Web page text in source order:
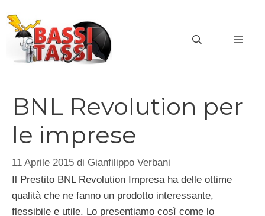
contenuto
BNL Revolution per
le imprese
11 Aprile 2015 di Gianfilippo Verbani
Il Prestito BNL Revolution Impresa ha delle ottime
qualità che ne fanno un prodotto interessante,
flessibile e utile. Lo presentiamo così come lo